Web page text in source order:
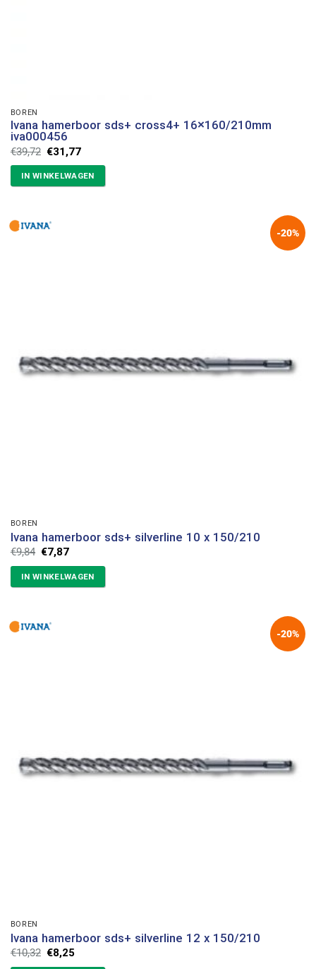
BOREN
Ivana hamerboor sds+ cross4+ 16×160/210mm
iva000456
€39,72 Oorspronkelijke
prijs
was:
€39,72.
€31,77Huidige
is:
€31,77.
IN WINKELWAGEN
-20%
BOREN
Ivana hamerboor sds+ silverline 10 x 150/210
€9,84 Oorspronkelijke
was:
€9,84.
€7,87Huidige
is:
€7,87.
IN WINKELWAGEN
-20%
BOREN
Ivana hamerboor sds+ silverline 12 x 150/210
€10,32 Oorspronkelijke
€8,25Huidige